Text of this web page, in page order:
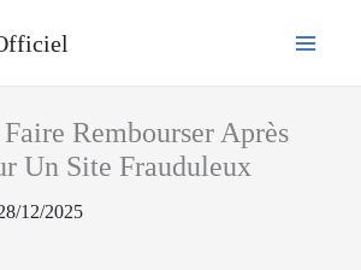
Rembourser Après
Un Site Frauduleux
12/2025